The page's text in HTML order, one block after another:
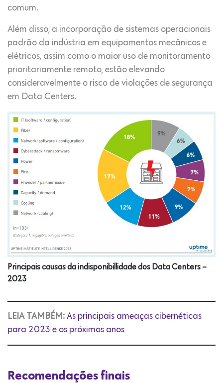
comum.
Além disso, a incorporação de sistemas operacionais
padrão da indústria em equipamentos mecânicos e
elétricos, assim como o maior uso de monitoramento
prioritariamente remoto, estão elevando
consideravelmente o risco de violações de segurança
em Data Centers.
Principais causas da indisponibillidade dos Data Centers –
2023
LEIA TAMBÉM: As principais ameaças cibernéticas
para 2023 e os próximos anos
Recomendações finais